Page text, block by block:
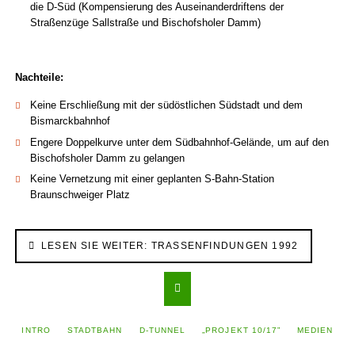
die D-Süd (Kompensierung des Auseinander­driftens der
Straßenzüge Sallstraße und Bischofsholer Damm)
Nachteile:
Keine Erschließung mit der südöstlichen Südstadt und dem
Bismarckbahnhof
Engere Doppelkurve unter dem Südbahnhof-Gelände, um auf den
Bischofs­holer Damm zu gelangen
Keine Vernetzung mit einer geplanten S-Bahn-Station
Braunschweiger Platz
LESEN SIE WEITER: TRASSENFINDUNGEN 1992
INTRO STADTBAHN D-TUNNEL „PROJEKT 10/17” MEDIEN